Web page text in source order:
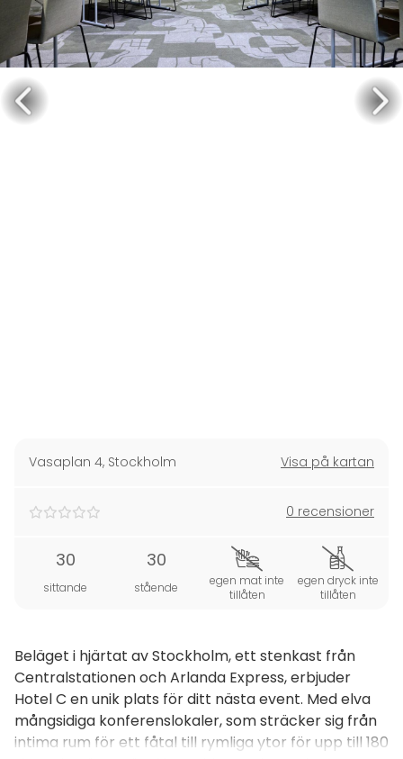
Vasaplan 4, Stockholm Visa på kartan
0 recensioner
30
sittande
30
stående
egen mat inte
tillåten
egen dryck inte
tillåten
Beläget i hjärtat av Stockholm, ett stenkast från
Centralstationen och Arlanda Express, erbjuder
Hotel C en unik plats för ditt nästa event. Med elva
mångsidiga konferenslokaler, som sträcker sig från
intima rum för ett fåtal till rymliga ytor för upp till 180